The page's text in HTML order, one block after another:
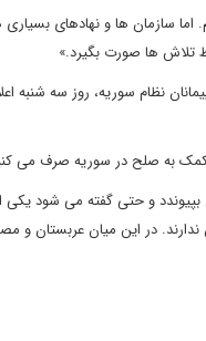
سازمان ها و نهادهای
تلاش ها صورت بگیرد.»
نظام سوریه، روز سه شنبه
کمک به صلح در سوریه صرف می
و حتی گفته می شود یکی
در این میان عربستان و